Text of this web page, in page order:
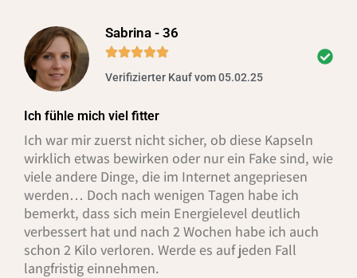
Sabrina - 36
Verifizierter Kauf vom 05.02.25
Ich fühle mich viel fitter
Ich war mir zuerst nicht sicher, ob diese Kapseln
wirklich etwas bewirken oder nur ein Fake sind, wie
viele andere Dinge, die im Internet angepriesen
werden… Doch nach wenigen Tagen habe ich
bemerkt, dass sich mein Energielevel deutlich
verbessert hat und nach 2 Wochen habe ich auch
schon 2 Kilo verloren. Werde es auf jeden Fall
langfristig einnehmen.